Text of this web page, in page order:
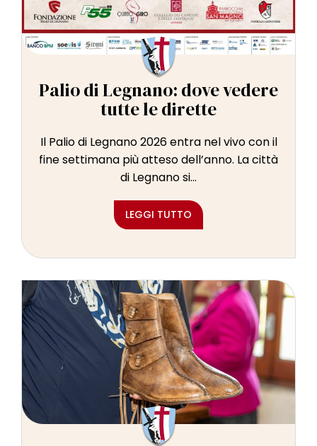
Palio di Legnano: dove vedere
tutte le dirette
Il Palio di Legnano 2026 entra nel vivo con il
fine settimana più atteso dell’anno. La città
di Legnano si...
LEGGI TUTTO